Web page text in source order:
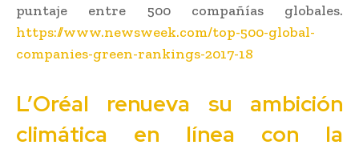
puntaje entre 500 compañías globales.
https://www.newsweek.com/top-500-global-
companies-green-rankings-2017-18
L’Oréal renueva su ambición
climática en línea con la